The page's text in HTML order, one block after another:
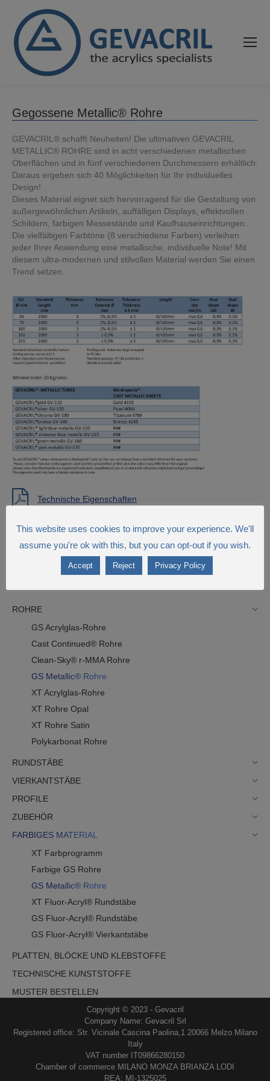
Gegossene Metallic® Rohre
GEVACRIL® schafft Neuheiten! Die ultimativen GEVACRIL
METALLIC® ROHRE sind in acht verschiedenen metallischen
Oberflächen und in fünf verschiedenen Durchmessern erhältlich.
Daraus ergeben sich 40 Möglichkeiten für Ihr individuelles
Design!
Dieses Material eignet sich hervorragend für die Gestaltung von
außergewöhnlichen Artikeln, auffälligen Displays, effektvollen
Schildern, farbigen Messestände und Kaufhauseinrichtungen.
Die vielfältigen Farbtöne (8 verschiedene Farben) verleihen
jeder Ihrer Anwendung eine metallische, individuelle Note! Mit
diesem ultra-modernen und stilvollen Material werden Sie einen
Trend setzen.
Technische Eigenschaften
ROHRE
GS Acrylglas-Rohre
Cast Continued® Rohre
Clean-Sky® r-MMA Rohre
GS Metallic® Rohre
XT Acrylglas-Rohre
XT Rohre Opal
XT Rohre Satin
Polykarbonat Rohre
RUNDSTÄBE
VIERKANTSTÄBE
PROFILE
ZUBEHÖR
FARBIGES MATERIAL
XT Farbprogramm
Farbige GS Rohre
GS Metallic® Rohre
XT Fluor-Acryl® Rundstäbe
GS Fluor-Acryl® Rundstäbe
GS Fluor-Acryl® Vierkantstäbe
PLATTEN, BLÖCKE UND KLEBSTOFFE
TECHNISCHE KUNSTSTOFFE
MUSTER BESTELLEN
Copyright © 2023 - Gevacril
Company Name: Gevacril Srl
Registered office: Str. Vicinale Cascina Paolina,1 20066 Melzo Milano
Italy
VAT number IT09866280150
Chamber of commerce MILANO MONZA BRIANZA LODI
REA: MI-1325025
This website uses cookies to improve your experience. We'll
assume you're ok with this, but you can opt-out if you wish.
Accept Reject Privacy Policy